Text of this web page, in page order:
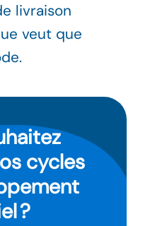
livraison
veut que
cycles
?